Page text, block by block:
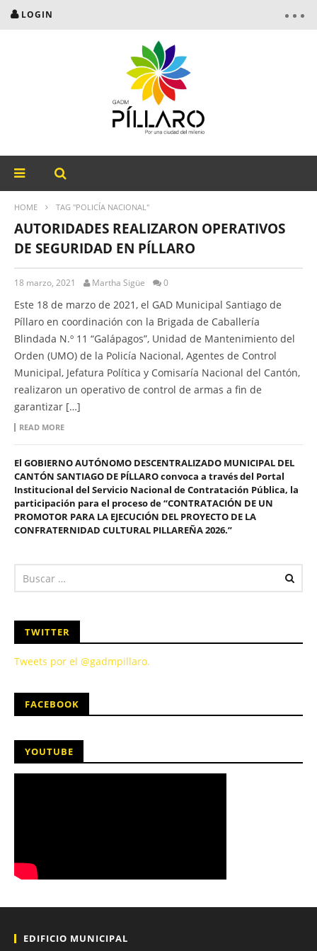
LOGIN
HOME TAG "POLICÍA NACIONAL"
AUTORIDADES REALIZARON OPERATIVOS
DE SEGURIDAD EN PÍLLARO
18 marzo, 2021 Martha Sigüe 0
Este 18 de marzo de 2021, el GAD Municipal Santiago de
Píllaro en coordinación con la Brigada de Caballería
Blindada N.º 11 “Galápagos”, Unidad de Mantenimiento del
Orden (UMO) de la Policía Nacional, Agentes de Control
Municipal, Jefatura Política y Comisaría Nacional del Cantón,
realizaron un operativo de control de armas a fin de
garantizar […]
READ MORE
El GOBIERNO AUTÓNOMO DESCENTRALIZADO MUNICIPAL DEL
CANTÓN SANTIAGO DE PÍLLARO convoca a través del Portal
Institucional del Servicio Nacional de Contratación Pública, la
participación para el proceso de “CONTRATACIÓN DE UN
PROMOTOR PARA LA EJECUCIÓN DEL PROYECTO DE LA
CONFRATERNIDAD CULTURAL PILLAREÑA 2026.”
TWITTER
Tweets por el @gadmpillaro.
FACEBOOK
YOUTUBE
EDIFICIO MUNICIPAL